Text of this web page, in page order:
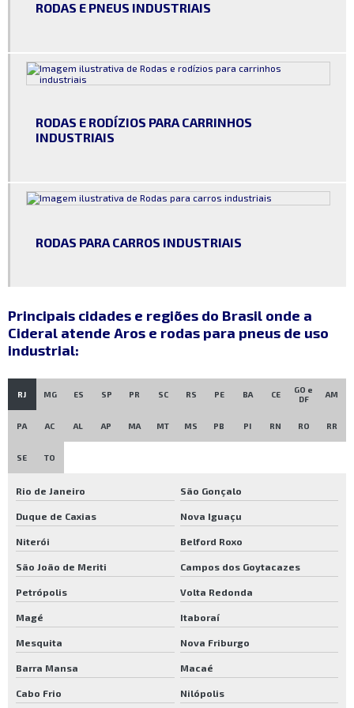
Paleteira hidráulica preço
Pneus para carrinhos industriais
Rodas e pneus industriais
Rodas e rodízios
Rodas e rodízios para carrinhos
Rodas para carrinhos industriais
Rodas pneumáticas industriais
Rodízios e rodas industriais
Rodízios para carrinho de carga
Rodízios para carrinhos
Rodízios para carrinhos preços
Roldanas e polias preços
Carrinho de carga industrial
Carrinho de carga sp
Carrinho hidráulico sp
Paleteira hidráulica a venda
Pneus industriais preços
Rodas e rodízios sp
Rodas para carrinhos industriais preço
RODAS E PNEUS INDUSTRIAIS
RODAS E RODÍZIOS PARA CARRINHOS
INDUSTRIAIS
RODAS PARA CARROS INDUSTRIAIS
Principais cidades e regiões do Brasil onde a
Cideral atende Aros e rodas para pneus de uso
industrial:
RJ MG ES SP PR SC RS PE BA CE
GO e
DF
AM
PA AC AL AP MA MT MS PB PI RN RO RR
SE TO
Rio de Janeiro São Gonçalo
Duque de Caxias Nova Iguaçu
Niterói Belford Roxo
São João de Meriti Campos dos Goytacazes
Petrópolis Volta Redonda
Magé Itaboraí
Mesquita Nova Friburgo
Barra Mansa Macaé
Cabo Frio Nilópolis